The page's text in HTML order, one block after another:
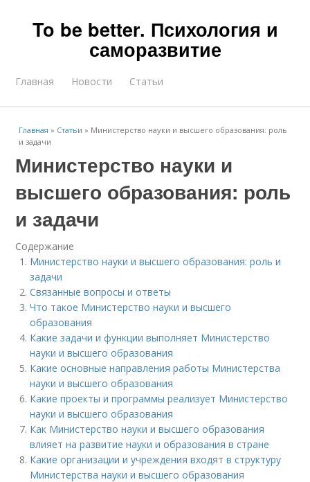
To be better. Психология и
саморазвитие
Главная Новости Статьи
Главная » Статьи » Министерство науки и высшего образования: роль
и задачи
Министерство науки и
высшего образования: роль
и задачи
Содержание
Министерство науки и высшего образования: роль и
задачи
Связанные вопросы и ответы
Что такое Министерство науки и высшего
образования
Какие задачи и функции выполняет Министерство
науки и высшего образования
Какие основные направления работы Министерства
науки и высшего образования
Какие проекты и программы реализует Министерство
науки и высшего образования
Как Министерство науки и высшего образования
влияет на развитие науки и образования в стране
Какие организации и учреждения входят в структуру
Министерства науки и высшего образования